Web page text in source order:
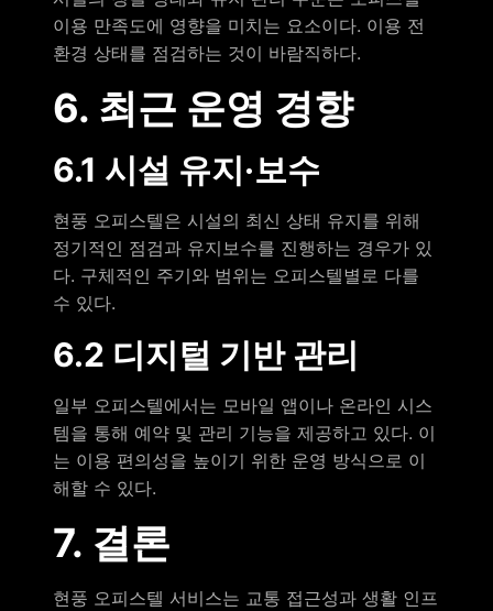
이용 만족도에 영향을 미치는 요소이다. 이용 전
환경 상태를 점검하는 것이 바람직하다.
6. 최근 운영 경향
6.1 시설 유지·보수
현풍 오피스텔은 시설의 최신 상태 유지를 위해
정기적인 점검과 유지보수를 진행하는 경우가 있
다. 구체적인 주기와 범위는 오피스텔별로 다를
수 있다.
6.2 디지털 기반 관리
일부 오피스텔에서는 모바일 앱이나 온라인 시스
템을 통해 예약 및 관리 기능을 제공하고 있다. 이
는 이용 편의성을 높이기 위한 운영 방식으로 이
해할 수 있다.
7. 결론
현풍 오피스텔 서비스는 교통 접근성과 생활 인프